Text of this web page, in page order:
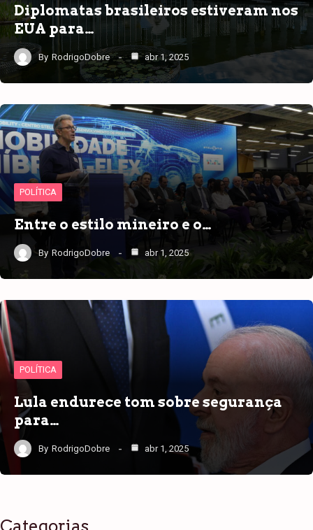
Diplomatas brasileiros estiveram nos
EUA para…
By RodrigoDobre abr 1, 2025
POLÍTICA
Entre o estilo mineiro e o…
By RodrigoDobre abr 1, 2025
POLÍTICA
Lula endurece tom sobre segurança
para…
By RodrigoDobre abr 1, 2025